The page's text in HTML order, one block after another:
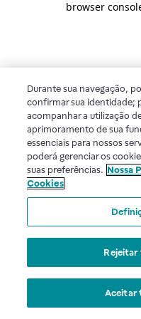
browser
Durante sua navegação,
confirmar sua identidade;
acompanhar a utilização
aprimoramento de sua
essenciais para nossos
poderá gerenciar os
suas preferências. Nossa
Cookies
Rejeitar
Aceitar